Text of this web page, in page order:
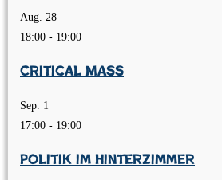
Aug. 28
18:00 - 19:00
Critical Mass
Sep. 1
17:00 - 19:00
Politik im Hinterzimmer